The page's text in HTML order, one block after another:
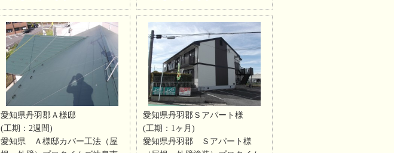
愛知県丹羽郡Ａ様邸
(工期：2週間)
愛知県 Ａ様邸カバー工法（屋
愛知県丹羽郡Ｓアパート様
(工期：1ヶ月)
愛知県丹羽郡 Ｓアパート様